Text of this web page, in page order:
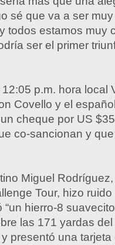
sé que va a ser
todos estamos muy
ser el primer
p.m. hora local
Covello y el
cheque por US
co-sancionan y
Miguel
Tour, hizo
hierro-8
las 171 yardas
presentó una